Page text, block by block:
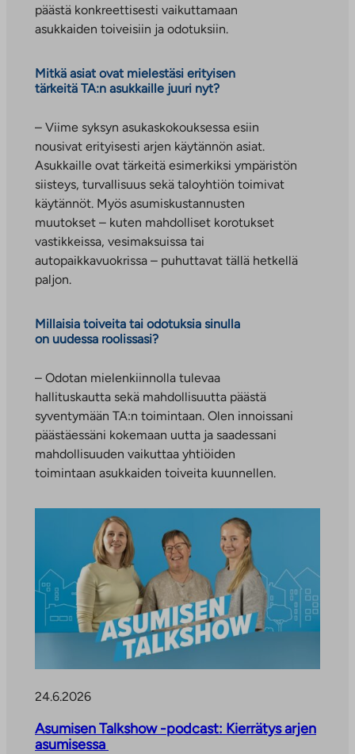
päästä konkreettisesti vaikuttamaan
asukkaiden toiveisiin ja odotuksiin.
Mitkä asiat ovat mielestäsi erityisen
tärkeitä TA:n asukkaille juuri nyt?
– Viime syksyn asukaskokouksessa esiin
nousivat erityisesti arjen käytännön asiat.
Asukkaille ovat tärkeitä esimerkiksi ympäristön
siisteys, turvallisuus sekä taloyhtiön toimivat
käytännöt. Myös asumiskustannusten
muutokset – kuten mahdolliset korotukset
vastikkeissa, vesimaksuissa tai
autopaikkavuokrissa – puhuttavat tällä hetkellä
paljon.
Millaisia toiveita tai odotuksia sinulla
on uudessa roolissasi?
– Odotan mielenkiinnolla tulevaa
hallituskautta sekä mahdollisuutta päästä
syventymään TA:n toimintaan. Olen innoissani
päästäessäni kokemaan uutta ja saadessani
mahdollisuuden vaikuttaa yhtiöiden
toimintaan asukkaiden toiveita kuunnellen.
24.6.2026
Asumisen Talkshow -podcast: Kierrätys arjen
asumisessa